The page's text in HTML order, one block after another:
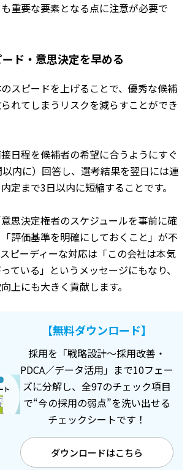
重要な要素となる点に注意が必要で
ド・意思決定を早める
スピードを上げることで、優秀な候補
れてしまうリスクを減らすことができ
日程を候補者の希望に合うようにすぐ
内に）回答し、選考結果を翌日には連
定まで3日以内に短縮することです。
思決定権者のスケジュールを事前に確
評価基準を明確にしておくこと」が不
ピーディーな対応は「この会社は本気
ている」というメッセージにもなり、
上にも大きく貢献します。
【無料ダウンロード】
採用を「戦略設計〜採用改善・
PDCA／データ活用」まで10フェー
ズに分解し、全97のチェック項目
で“今の採用の弱点”を洗い出せる
チェックシートです！
ダウンロードはこちら